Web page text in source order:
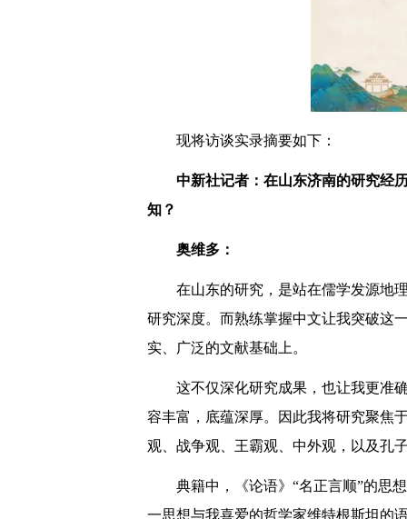
现将访谈实录摘要如下：
中新社记者：在山东济南的研究经
知？
奥维多：
在山东的研究，是站在儒学发源地
研究深度。而熟练掌握中文让我突破这
实、广泛的文献基础上。
这不仅深化研究成果，也让我更准
容丰富，底蕴深厚。因此我将研究聚焦
观、战争观、王霸观、中外观，以及孔
典籍中，《论语》“名正言顺”的思
一思想与我喜爱的哲学家维特根斯坦的